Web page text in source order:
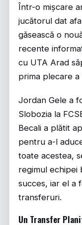
Într-o mișcare
jucătorul dat
găsească o
recente
cu UTA Arad
prima plecare a
Jordan Gele a
Slobozia la
Becali a plătit
pentru a-l
toate acestea,
regimul echipei
succes, iar el a
transferuri.
Un Transfer